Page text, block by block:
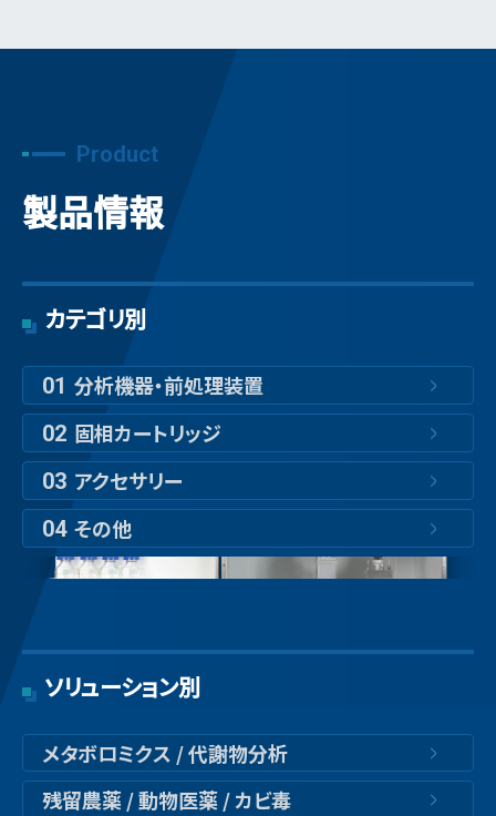
Product
製品情報
カテゴリ別
01 分析機器・前処理装置
02 固相カートリッジ
03 アクセサリー
04 その他
ソリューション別
メタボロミクス / 代謝物分析
残留農薬 / 動物医薬 / カビ毒